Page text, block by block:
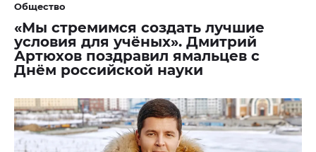
Общество
«Мы стремимся создать лучшие
условия для учёных». Дмитрий
Артюхов поздравил ямальцев с
Днём российской науки